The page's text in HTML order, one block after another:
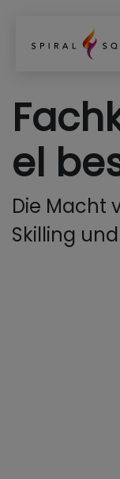
el
Die Macht
Skilling